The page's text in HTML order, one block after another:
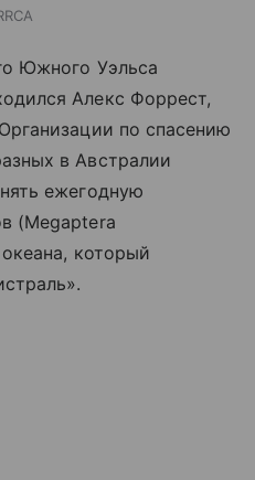
Южного Уэльса
Алекс Форрест,
по спасению
в Австралии
ежегодную
(Megaptera
который